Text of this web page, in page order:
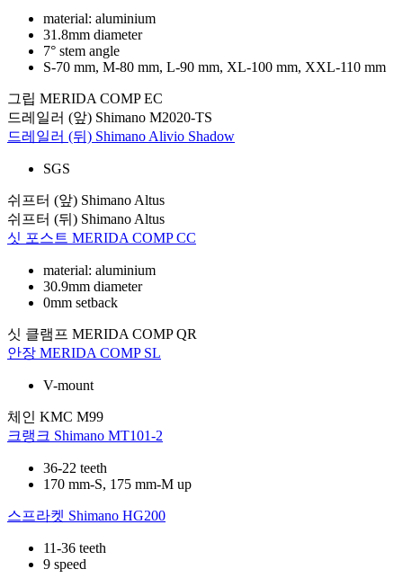
material: aluminium
31.8mm diameter
7° stem angle
S-70 mm, M-80 mm, L-90 mm, XL-100 mm, XXL-110 mm
그립 MERIDA COMP EC
드레일러 (앞) Shimano M2020-TS
드레일러 (뒤) Shimano Alivio Shadow
SGS
쉬프터 (앞) Shimano Altus
쉬프터 (뒤) Shimano Altus
싯 포스트 MERIDA COMP CC
material: aluminium
30.9mm diameter
0mm setback
싯 클램프 MERIDA COMP QR
안장 MERIDA COMP SL
V-mount
체인 KMC M99
크랭크 Shimano MT101-2
36-22 teeth
170 mm-S, 175 mm-M up
스프라켓 Shimano HG200
11-36 teeth
9 speed